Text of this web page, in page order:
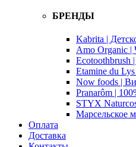
БРЕНДЫ
Kabrita |
Amo Organic |
Ecotoothbrush
Etamine du
Now foods |
Pranarôm |
STYX
Марсельское
Оплата
Доставка